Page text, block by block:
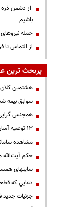
از دشمن ذره
باشیم
حمله
از التماس تا
پربحث ترین
هشتمین
سوابق بیمه
همجنس
13 توصیه آسان برای رفع بوی بد دهان
مشاهده
حكم آيت‌الله
سایتهای
دعايي كه
جزئیات جدید